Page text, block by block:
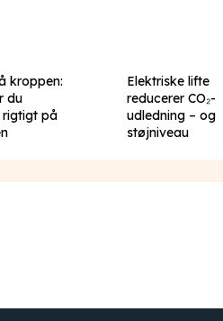
kroppen:
du
på
Elektriske lifte
reducerer CO₂-
udledning – og
støjniveau